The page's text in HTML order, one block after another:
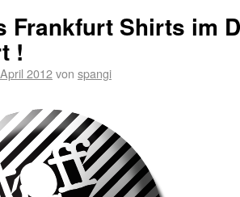
Frankfurt Shirts im
!
2012von spangi